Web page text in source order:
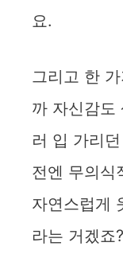
요.
그리고 한
까 자신감도
러 입 가리
전엔 무의식
자연스럽게
라는 거겠죠?